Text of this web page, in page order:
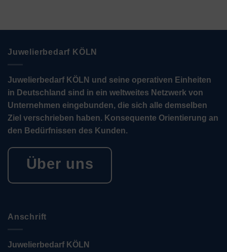
Juwelierbedarf KÖLN
Juwelierbedarf KÖLN und seine operativen Einheiten
in Deutschland sind in ein weltweites Netzwerk von
Unternehmen eingebunden, die sich alle demselben
Ziel verschrieben haben. Konsequente Orientierung an
den Bedürfnissen des Kunden.
Über uns
Anschrift
Juwelierbedarf KÖLN